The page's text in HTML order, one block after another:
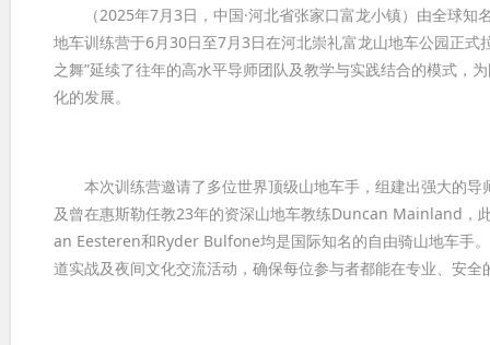
（2025年7月3日，中国·河北省张家口富龙小镇）由全球知
地车训练营于6月30日至7月3日在河北崇礼富龙山地车公园正
之舞”延续了往年的高水平导师团队及教学与实践结合的模式，
化的发展。
本次训练营邀请了多位世界顶级山地车手，组建出强大的导
及曾在惠斯勒任教23年的资深山地车教练Duncan Mainland，
an Eesteren和Ryder Bulfone均是国际知名的自由骑山地车手
道实战及夜间文化交流活动，确保每位参与者都能在专业、安全